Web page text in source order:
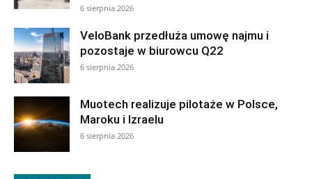
6 sierpnia 2026
VeloBank przedłuża umowę najmu i
pozostaje w biurowcu Q22
6 sierpnia 2026
Muotech realizuje pilotaże w Polsce,
Maroku i Izraelu
6 sierpnia 2026